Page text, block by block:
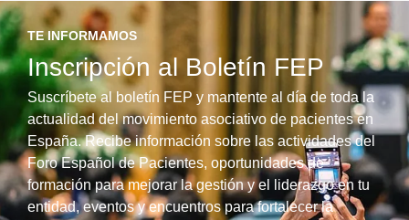
TE INFORMAMOS
Inscripción al Boletín FEP
Suscríbete al boletín FEP y mantente al día de toda la
actualidad del movimiento asociativo de pacientes en
España. Recibe información sobre las actividades del
Foro Español de Pacientes, oportunidades de
formación para mejorar la gestión y el liderazgo en tu
entidad, eventos y encuentros para fortalecer la